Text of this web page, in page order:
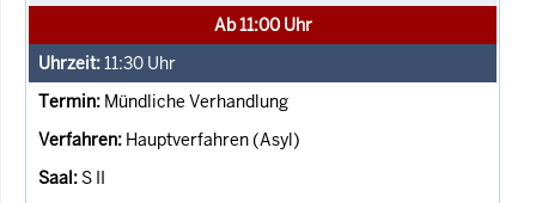
Ab 11:00 Uhr
11:30 Uhr
Mündliche Verhandlung
Hauptverfahren (Asyl)
S II